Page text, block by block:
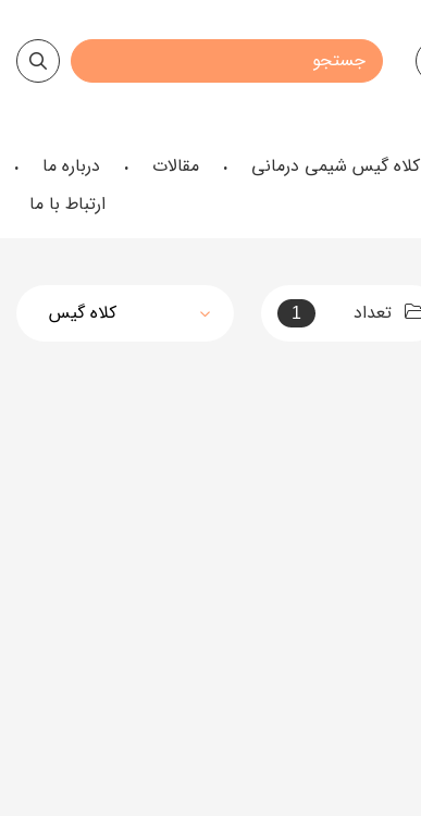
کلاه گیس شیمی درمانی مقالات
درباره ما
ارتباط با ما
تعداد 1